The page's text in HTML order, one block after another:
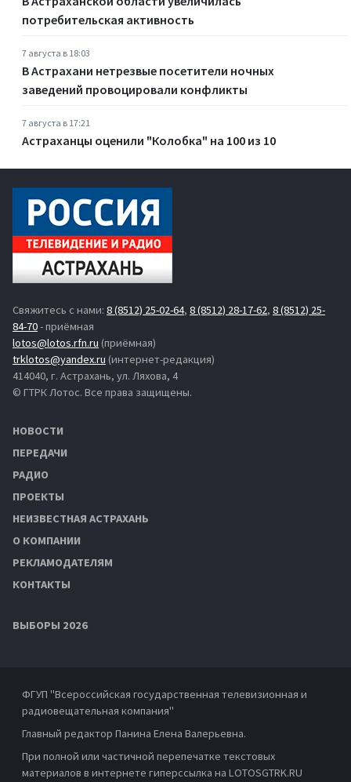
потребительская активность
7 августа в 18:03
В Астрахани нетрезвые посетители ночных
заведений провоцировали конфликты
7 августа в 17:21
Астраханцы оценили "Колобка" на 100 из 10
Свяжитесь с нами: 8 (8512) 25-02-64, 8 (8512) 28-17-62, 8 (8512) 25-
84-70- приёмная
lotos@lotos.rfn.ru (приёмная)
trklotos@yandex.ru (интернет-редакция)
414040, г. Астрахань, ул. Ляхова, 4
© ГТРК Лотос. Все права защищены.
НОВОСТИ
ПЕРЕДАЧИ
РАДИО
ПРОЕКТЫ
НЕИЗВЕСТНАЯ АСТРАХАНЬ
О КОМПАНИИ
РЕКЛАМОДАТЕЛЯМ
КОНТАКТЫ
ВЫБОРЫ 2026
ФГУП "Всероссийская государственная телевизионная и
радиовещательная компания"
Главный редактор Панина Елена Валерьевна.
При полной или частичной перепечатке текстовых
материалов в интернете гиперссылка на LOTOSGTRK.RU